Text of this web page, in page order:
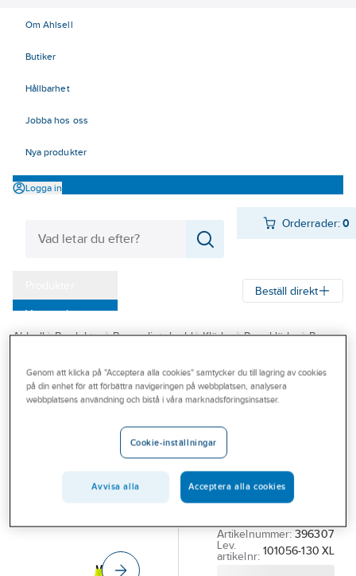
Om Ahlsell
Butiker
Hållbarhet
Jobba hos oss
Nya produkter
Logga in
Orderrader:0
Varumärken
Outlet
Branscher
Beställ direkt
Ahlsell Produkter Personligt skydd Kläder Regnkläder Byxor
FRISTADS
Regnbyxa
REGNBYXA FK 2047
RSHF GUL
FLAM/VARSEL KL2
Artikelnummer: 396307
Lev.
artikelnr: 101056-130 XL
Genom att klicka på "Acceptera alla cookies" samtycker du till lagring av cookies
på din enhet för att förbättra navigeringen på webbplatsen, analysera
webbplatsens användning och bistå i våra marknadsföringsinsatser.
Cookie-inställningar
Avvisa alla Acceptera alla cookies